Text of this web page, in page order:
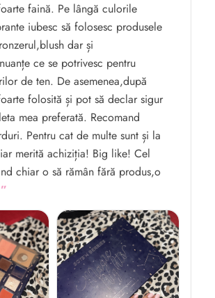
faină. Pe lângă culorile
iubesc să folosesc produsele
dar și
ce se potrivesc pentru
de ten. De asemenea,după
folosită și pot să declar sigur
mea preferată. Recomand
Pentru cat de multe sunt și la
merită achiziția! Big like! Cel
chiar o să rămân fără produs,o